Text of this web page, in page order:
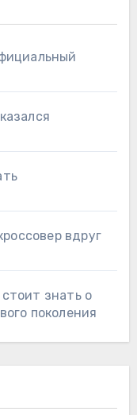
вдруг
знать о
поколения